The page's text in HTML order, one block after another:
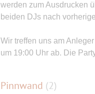
werden zum Ausdrucken
beiden DJs nach
Wir treffen uns am
um 19:00 Uhr ab. Die
Pinnwand (2)